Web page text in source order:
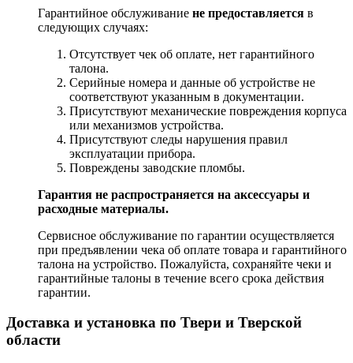
Гарантийное обслуживание не предоставляется в
следующих случаях:
Отсутствует чек об оплате, нет гарантийного
талона.
Серийные номера и данные об устройстве не
соответствуют указанным в документации.
Присутствуют механические повреждения корпуса
или механизмов устройства.
Присутствуют следы нарушения правил
эксплуатации прибора.
Повреждены заводские пломбы.
Гарантия не распространяется на аксессуары и
расходные материалы.
Сервисное обслуживание по гарантии осуществляется
при предъявлении чека об оплате товара и гарантийного
талона на устройство. Пожалуйста, сохраняйте чеки и
гарантийные талоны в течение всего срока действия
гарантии.
Доставка и установка по Твери и Тверской
области